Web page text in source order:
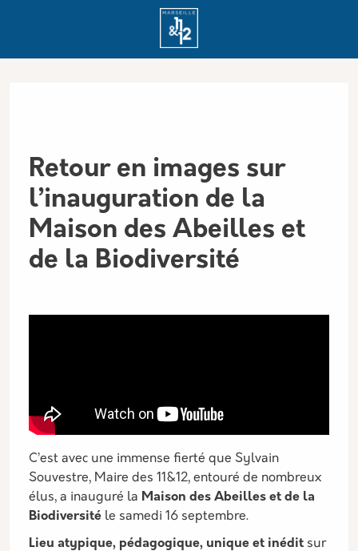
Retour en images sur
l’inauguration de la
Maison des Abeilles et
de la Biodiversité
C’est avec une immense fierté que Sylvain
Souvestre, Maire des 11&12, entouré de nombreux
élus, a inauguré la Maison des Abeilles et de la
Biodiversité le samedi 16 septembre.
Lieu atypique, pédagogique, unique et inédit sur
Panneau de gestion des cookies